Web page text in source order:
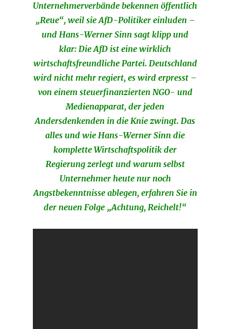
Unternehmerverbände bekennen öffentlich
„Reue“, weil sie AfD-Politiker einluden –
und Hans-Werner Sinn sagt klipp und
klar: Die AfD ist eine wirklich
wirtschaftsfreundliche Partei. Deutschland
wird nicht mehr regiert, es wird erpresst –
von einem steuerfinanzierten NGO- und
Medienapparat, der jeden
Andersdenkenden in die Knie zwingt. Das
alles und wie Hans-Werner Sinn die
komplette Wirtschaftspolitik der
Regierung zerlegt und warum selbst
Unternehmer heute nur noch
Angstbekenntnisse ablegen, erfahren Sie in
der neuen Folge „Achtung, Reichelt!“